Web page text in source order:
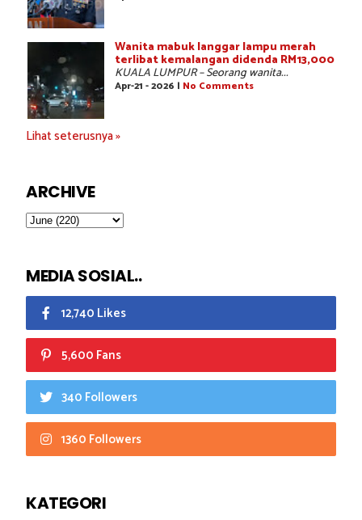
Wanita mabuk langgar lampu merah
terlibat kemalangan didenda RM13,000
KUALA LUMPUR – Seorang wanita...
Apr-21 - 2026 | No Comments
Lihat seterusnya »
ARCHIVE
MEDIA SOSIAL..
12,740 Likes
5,600 Fans
340 Followers
1360 Followers
KATEGORI